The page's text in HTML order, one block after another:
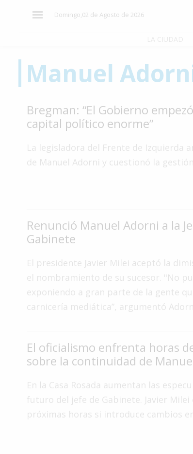
Domingo,02 de Agosto de 2026
País
Mundo
Cultura
Interés
General
Deportes
Arte
Policiales
Cartelera
Fotos
Familia
Clasificados
Manuel
Bregman: “El Gobierno
capital político enorme”
La legisladora del Frente de Izquierda
de Manuel Adorni y cuestionó la
Renunció Manuel Adorni a la
Gabinete
El presidente Javier Milei aceptó la
el nombramiento de su sucesor. "No
exponiendo a gran parte de la gente
carnicería mediática”, argumentó
El oficialismo enfrenta horas
sobre la continuidad de
En la Casa Rosada aumentan las
futuro del jefe de Gabinete. Javier
próximas horas si introduce cambios